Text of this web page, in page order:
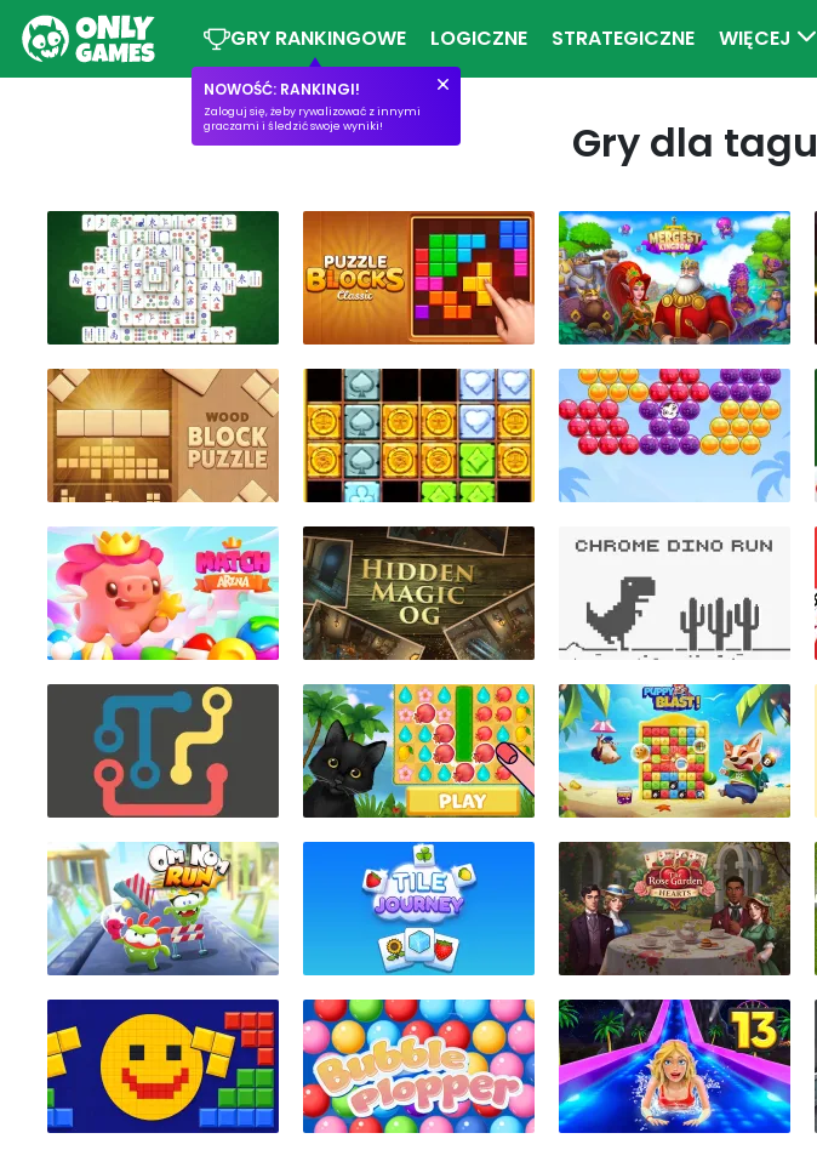
NOWOŚĆ: RANKINGI!
Zaloguj się, żeby rywalizować z innymi
graczami i śledzić swoje wyniki!
GRY RANKINGOWE LOGICZNE STRATEGICZNE WIĘCEJ
Gry dla tagu